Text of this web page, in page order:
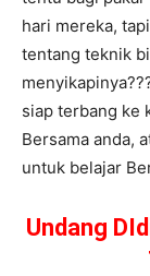
hari mereka,
tentang teknik
siap terbang ke
Bersama anda,
untuk belajar
Undang